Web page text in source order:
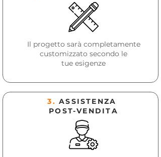
Il progetto sarà completamente
customizzato secondo le
tue esigenze
3. ASSISTENZA
POST-VENDITA